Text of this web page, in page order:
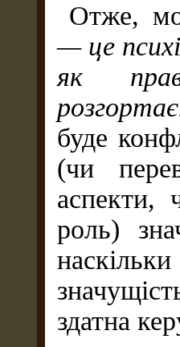
Отже,
— це
як
буде
(чи
аспекти,
роль)
здатна